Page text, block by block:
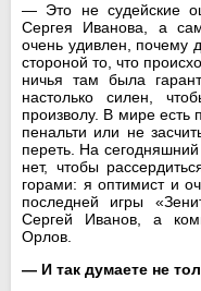
— Это не судейские
Сергея Иванова, а
очень удивлен, почему
стороной то, что
ничья там была
настолько силен,
произволу. В мире есть
пенальти или не
переть. На сегодняшний
нет, чтобы
горами: я оптимист и
последней игры
Сергей Иванов, а
Орлов.
— И так думаете не